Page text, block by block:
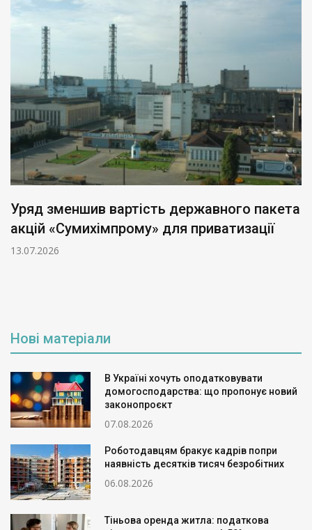
Уряд зменшив вартість державного пакета
акцій «Сумихімпрому» для приватизації
13.07.2026
Нові матеріали
В Україні хочуть оподатковувати
домогосподарства: що пропонує новий
законопроєкт
07.08.2026
Роботодавцям бракує кадрів попри
наявність десятків тисяч безробітних
06.08.2026
Тіньова оренда житла: податкова